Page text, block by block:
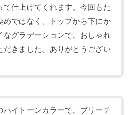
て仕上げてくれます。今回もた
めではなく、トップから下にか
なグラデーションで、おしゃれ
だきました。ありがとうござい
ハイトーンカラーで、ブリーチ